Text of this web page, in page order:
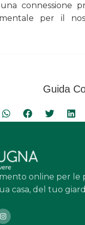
connessione
per il
online per le
casa, del tuo